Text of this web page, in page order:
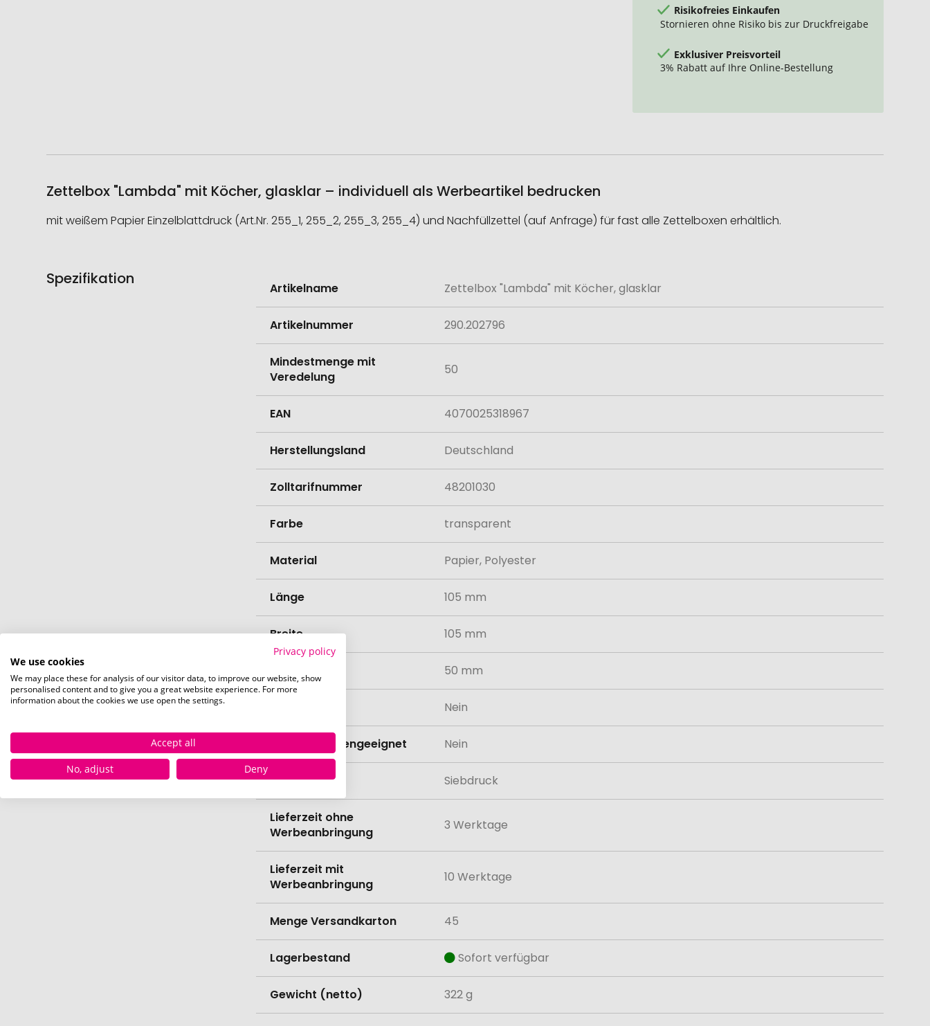
Risikofreies Einkaufen
Stornieren ohne Risiko bis zur Druckfreigabe
Exklusiver Preisvorteil
3% Rabatt auf Ihre Online-Bestellung
Zettelbox "Lambda" mit Köcher, glasklar – individuell als Werbeartikel bedrucken
mit weißem Papier Einzelblattdruck (Art.Nr. 255_1, 255_2, 255_3, 255_4) und Nachfüllzettel (auf Anfrage) für fast alle Zettelboxen erhältlich.
Spezifikation
Informationen
Artikelname Zettelbox "Lambda" mit Köcher, glasklar
Artikelnummer 290.202796
Mindestmenge mit
Veredelung
50
EAN 4070025318967
Herstellungsland Deutschland
Zolltarifnummer 48201030
Farbe transparent
Material Papier, Polyester
Länge 105 mm
Breite 105 mm
50 mm
Nein
Spülmaschinengeeignet Nein
Veredelung Siebdruck
Lieferzeit ohne
Werbeanbringung
3 Werktage
Lieferzeit mit
Werbeanbringung
10 Werktage
Menge Versandkarton 45
Lagerbestand Sofort verfügbar
Gewicht (netto) 322 g
Privacy policy
We use cookies
We may place these for analysis of our visitor data, to improve our website, show
personalised content and to give you a great website experience. For more
information about the cookies we use open the settings.
Accept all
No, adjust
Deny